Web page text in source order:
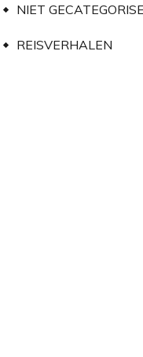
NIET
REISVERHALEN